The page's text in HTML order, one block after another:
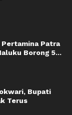
Pertamina Patra
Borong 5...
Bupati
Terus